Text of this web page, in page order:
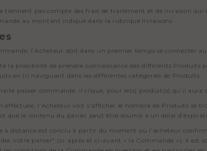
tiennent pas compte des frais de traitement et de livraison
au montant indiqué dans la rubrique livraisons
l’Acheteur doit dans un premier temps se connecter au
la possibilité de prendre connaissance des différents
en (i) naviguant dans les différentes catégories de Produits
passer commande, il clique, pour le(s) produit(s) qu’il aura
effectuée, l’Acheteur voit s'afficher le nombre de Produits se
que le contenu du panier peut être soumis à un délai
à distance est conclu à partir du moment où l’acheteur
votre panier" (ci-après et ci-avant « la Commande »). Il est